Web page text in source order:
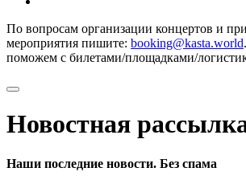
По вопросам организации концертов и
мероприятия пишите: booking@kasta.world
поможем с билетами/площадками/
Новостная
Наши последние новости. Без спама